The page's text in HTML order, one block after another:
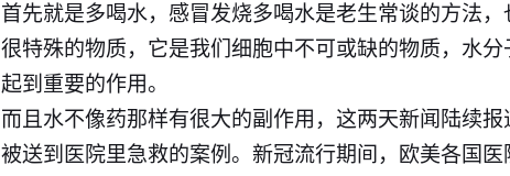
首先就是多喝水，感冒发烧多喝水是老生常谈的方法
很特殊的物质，它是我们细胞中不可或缺的物质，水
起到重要的作用。
而且水不像药那样有很大的副作用，这两天新闻陆续报
被送到医院里急救的案例。新冠流行期间，欧美各国